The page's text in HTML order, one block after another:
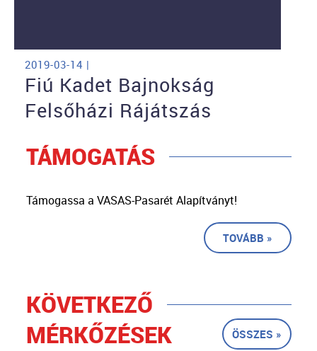
2019-03-14 |
Fiú Kadet Bajnokság
Felsőházi Rájátszás
TÁMOGATÁS
Támogassa a VASAS-Pasarét Alapítványt!
TOVÁBB »
KÖVETKEZŐ
MÉRKŐZÉSEK
ÖSSZES »